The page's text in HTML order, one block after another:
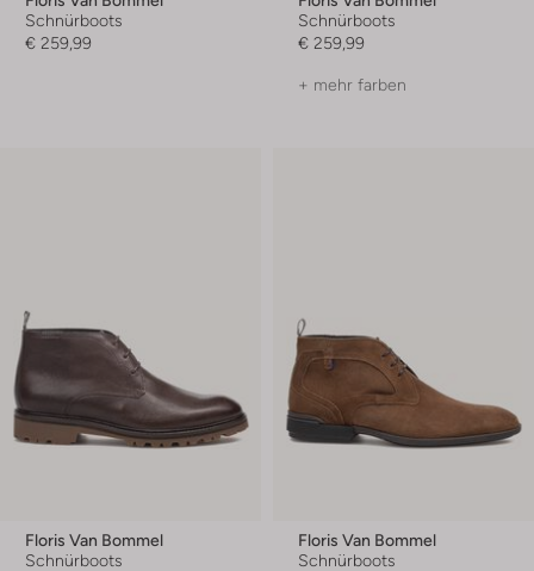
Schnürboots
€ 259,99
Schnürboots
€ 259,99
+ mehr farben
Floris Van Bommel
Schnürboots
Floris Van Bommel
Schnürboots